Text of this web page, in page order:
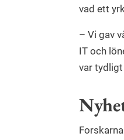
vad ett
– Vi gav
IT och
var